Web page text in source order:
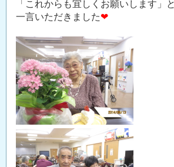
「これからも宜しくお願いします」と
一言いただきました❤